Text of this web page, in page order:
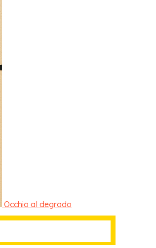
Occhio al degrado